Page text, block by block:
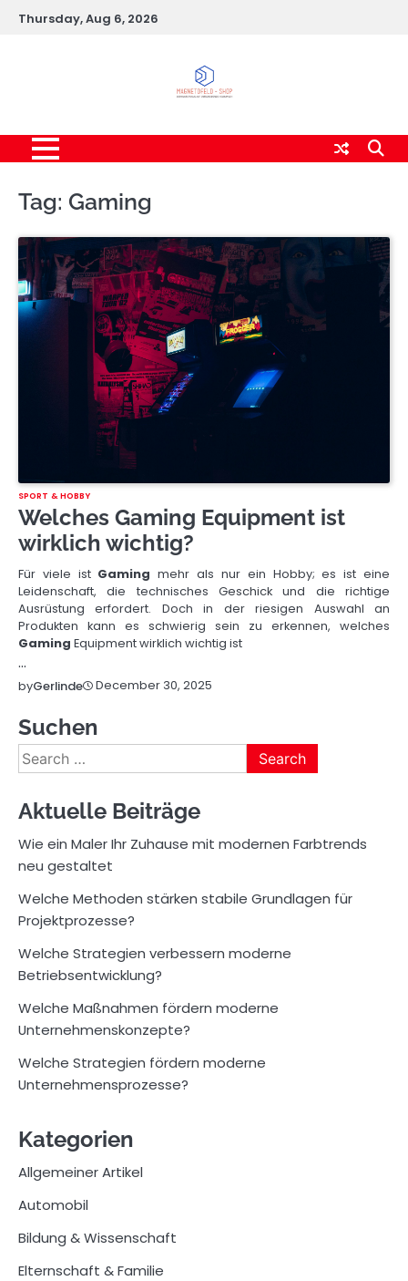
SkipThursday, Aug 6, 2026
Tag: Gaming
SPORT & HOBBY
Welches Gaming Equipment ist
wirklich wichtig?
Für viele ist Gaming mehr als nur ein Hobby; es ist eine
Leidenschaft, die technisches Geschick und die richtige
Ausrüstung erfordert. Doch in der riesigen Auswahl an
Produkten kann es schwierig sein zu erkennen, welches
Gaming Equipment wirklich wichtig ist
…
byGerlinde December 30, 2025
Suchen
Search
for:
Aktuelle Beiträge
Wie ein Maler Ihr Zuhause mit modernen Farbtrends
neu gestaltet
Welche Methoden stärken stabile Grundlagen für
Projektprozesse?
Welche Strategien verbessern moderne
Betriebsentwicklung?
Welche Maßnahmen fördern moderne
Unternehmenskonzepte?
Welche Strategien fördern moderne
Unternehmensprozesse?
Kategorien
Allgemeiner Artikel
Automobil
Bildung & Wissenschaft
Elternschaft & Familie